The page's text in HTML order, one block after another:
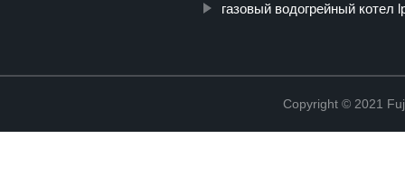
газовый водогрейный котел
Copyright © 2021